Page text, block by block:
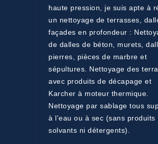
haute pression, je suis apte à
un nettoyage de terrasses,
façades en profondeur :
de dalles de béton, murets,
pierres, pièces de marbre et
sépultures. Nettoyage des
avec produits de décapage et
Karcher à moteur thermique.
Nettoyage par sablage tous
à l'eau ou à sec (sans produits
solvants ni détergents).